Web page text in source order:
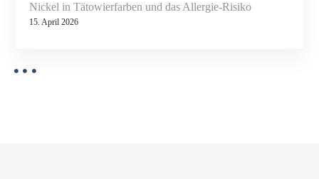
Nickel in Tätowierfarben und das Allergie-Risiko
15. April 2026